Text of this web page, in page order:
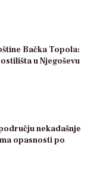
Bačka Topola:
u Njegoševu
nekadašnje
opasnosti po